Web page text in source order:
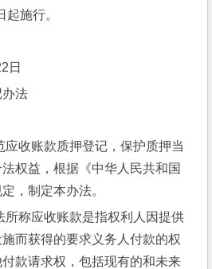
施行。
日
办法
收账款质押登记，保护质押当
权益，根据《中华人民共和国
，制定本办法。
称应收账款是指权利人因提供
而获得的要求义务人付款的权
款请求权，包括现有的和未来